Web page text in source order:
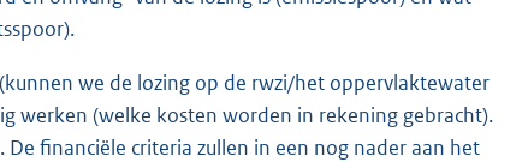
we de lozing op de rwzi/het oppervlaktewater
werken (welke kosten worden in rekening gebracht).
financiële criteria zullen in een nog nader aan het